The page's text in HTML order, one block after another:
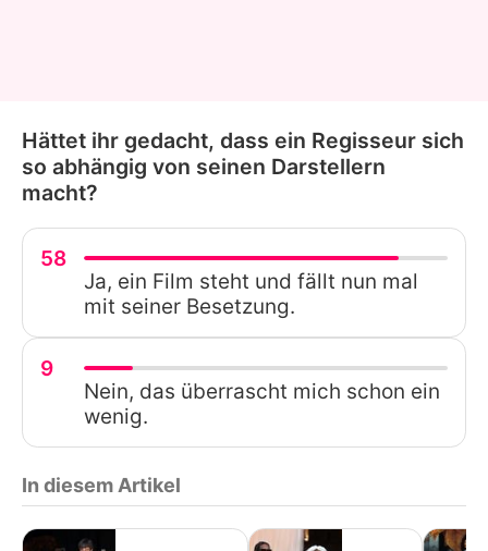
Hättet ihr gedacht, dass ein Regisseur sich
so abhängig von seinen Darstellern
macht?
58
Ja, ein Film steht und fällt nun mal
mit seiner Besetzung.
9
Nein, das überrascht mich schon ein
wenig.
In diesem Artikel